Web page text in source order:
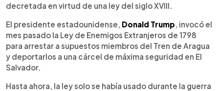
decretada en virtud de una ley del siglo XVIII.
El presidente estadounidense, Donald Trump , invocó el
mes pasado la Ley de Enemigos Extranjeros de 1798
para arrestar a supuestos miembros del Tren de Aragua
y deportarlos a una cárcel de máxima seguridad en El
Salvador.
Hasta ahora, la ley solo se había usado durante la guerra